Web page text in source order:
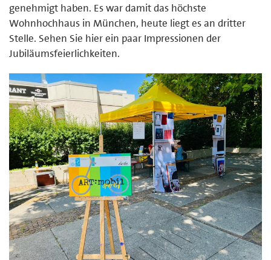
genehmigt haben. Es war damit das höchste
Wohnhochhaus in München, heute liegt es an dritter
Stelle. Sehen Sie hier ein paar Impressionen der
Jubiläumsfeierlichkeiten.